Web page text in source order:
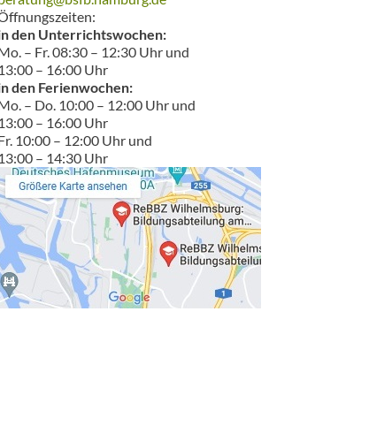
den Unterrichtswochen:
– Fr. 08:30 – 12:30 Uhr und
13:00 – 16:00 Uhr
den Ferienwochen:
– Do. 10:00 – 12:00 Uhr und
13:00 – 16:00 Uhr
10:00 – 12:00 Uhr und
13:00 – 14:30 Uhr